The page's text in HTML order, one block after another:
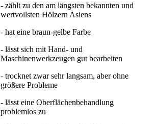
- zählt zu den am längsten bekannten und
wertvollsten Hölzern Asiens
- hat eine braun-gelbe Farbe
- lässt sich mit Hand- und
Maschinenwerkzeugen gut bearbeiten
- trocknet zwar sehr langsam, aber ohne
größere Probleme
- lässt eine Oberflächenbehandlung
problemlos zu